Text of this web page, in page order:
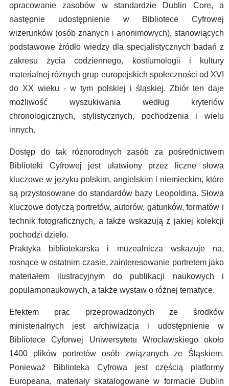
opracowanie zasobów w standardzie Dublin Core, a
następnie udostępnienie w Bibliotece Cyfrowej
wizerunków (osób znanych i anonimowych), stanowiących
podstawowe źródło wiedzy dla specjalistycznych badań z
zakresu życia codziennego, kostiumologii i kultury
materialnej różnych grup europejskich społeczności od XVI
do XX wieku - w tym polskiej i śląskiej. Zbiór ten daje
możliwość wyszukiwania według kryteriów
chronologicznych, stylistycznych, pochodzenia i wielu
innych.
Dostęp do tak różnorodnych zasób za pośrednictwem
Biblioteki Cyfrowej jest ułatwiony przez liczne słowa
kluczowe w języku polskim, angielskim i niemieckim, które
są przystosowane do standardów bazy Leopoldina. Słowa
kluczowe dotyczą portretów, autorów, gatunków, formatów i
technik fotograficznych, a także wskazują z jakiej kolekcji
pochodzi dzieło.
Praktyka bibliotekarska i muzealnicza wskazuje na,
rosnące w ostatnim czasie, zainteresowanie portretem jako
materiałem ilustracyjnym do publikacji naukowych i
popularnonaukowych, a także wystaw o różnej tematyce.
Efektem prac przeprowadzonych ze środków
ministerialnych jest archiwizacja i udostępnienie w
Bibliotece Cyforwej Uniwersytetu Wrocławskiego około
1400 plików portretów osób związanych ze Śląskiem.
Ponieważ Biblioteka Cyfrowa jest częścią platformy
Europeana, materiały skatalogowane w formacie Dublin